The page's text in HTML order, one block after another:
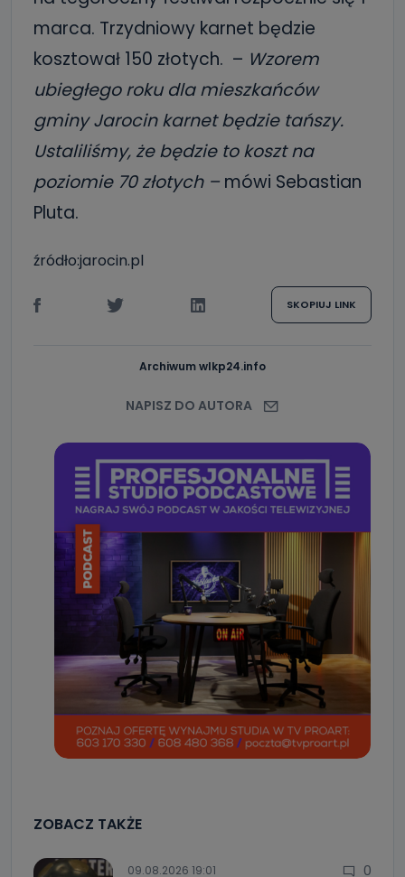
marca. Trzydniowy karnet będzie
kosztował 150 złotych. – Wzorem
ubiegłego roku dla mieszkańców
gminy Jarocin karnet będzie tańszy.
Ustaliliśmy, że będzie to koszt na
poziomie 70 złotych – mówi Sebastian
Pluta.
źródło:jarocin.pl
SKOPIUJ LINK
Archiwum wlkp24.info
NAPISZ DO AUTORA
ZOBACZ TAKŻE
09.08.2026 19:01 0